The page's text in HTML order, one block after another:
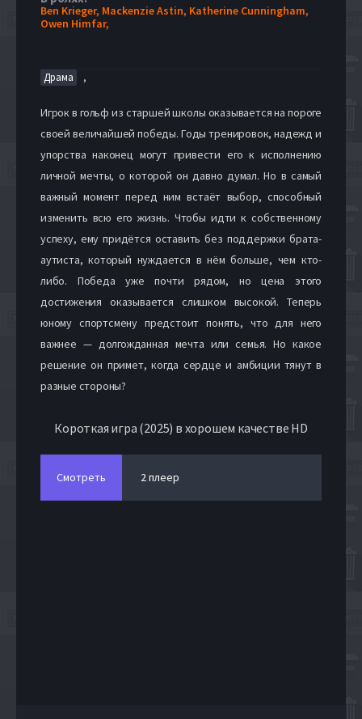
Ben Krieger, Mackenzie Astin, Katherine Cunningham,
Owen Himfar,
Драма ,
Игрок в гольф из старшей школы оказывается на пороге
своей величайшей победы. Годы тренировок, надежд и
упорства наконец могут привести его к исполнению
личной мечты, о которой он давно думал. Но в самый
важный момент перед ним встаёт выбор, способный
изменить всю его жизнь. Чтобы идти к собственному
успеху, ему придётся оставить без поддержки брата-
аутиста, который нуждается в нём больше, чем кто-
либо. Победа уже почти рядом, но цена этого
достижения оказывается слишком высокой. Теперь
юному спортсмену предстоит понять, что для него
важнее — долгожданная мечта или семья. Но какое
решение он примет, когда сердце и амбиции тянут в
разные стороны?
Короткая игра (2025) в хорошем качестве HD
Смотреть 2 плеер